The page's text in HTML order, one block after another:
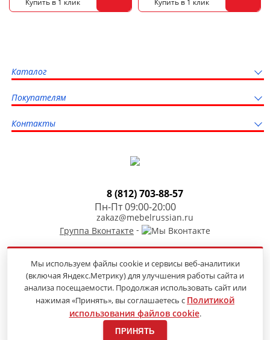
8 (812) 703-88-57
Пн-Пт 09:00-20:00
zakaz@mebelrussian.ru
Группа Вконтакте -
Продвижение сайта
© 2014-2026 «Мебель из России» —
онлайн-гипермаркет недорогой мебели
Каталог
Покупателям
Контакты
Мы используем файлы cookie и сервисы веб-аналитики
(включая Яндекс.Метрику) для улучшения работы сайта и
анализа посещаемости. Продолжая использовать сайт или
нажимая «Принять», вы соглашаетесь с Политикой
использования файлов cookie.
ПРИНЯТЬ